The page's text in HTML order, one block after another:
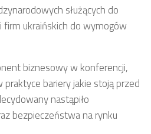
służących do
ukraińskich do wymogów
biznesowy w konferencji,
bariery jakie stoją przed
nastąpiło
bezpieczeństwa na rynku